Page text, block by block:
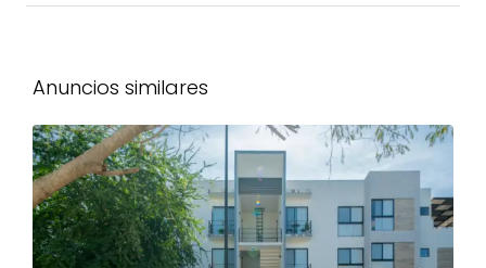
Anuncios similares